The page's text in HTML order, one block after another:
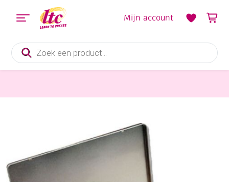
Producten
zoeken
Mijn account